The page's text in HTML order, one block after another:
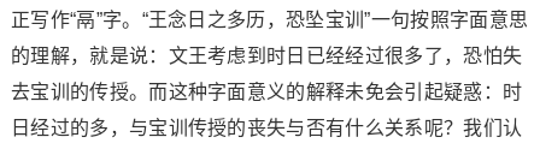
正写作“鬲”字。“王念日之多历，恐坠宝训”一句按照字面意思
的理解，就是说：文王考虑到时日已经经过很多了，恐怕失
去宝训的传授。而这种字面意义的解释未免会引起疑惑：时
日经过的多，与宝训传授的丧失与否有什么关系呢？我们认